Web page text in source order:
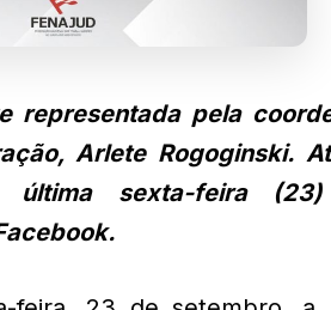
representada pela
Arlete Rogoginski.
última sexta-feira